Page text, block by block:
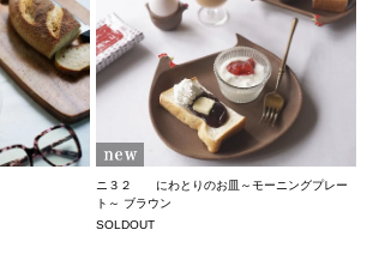
ニ３２ にわとりのお皿～モーニングプレー
ト～ ブラウン
SOLDOUT